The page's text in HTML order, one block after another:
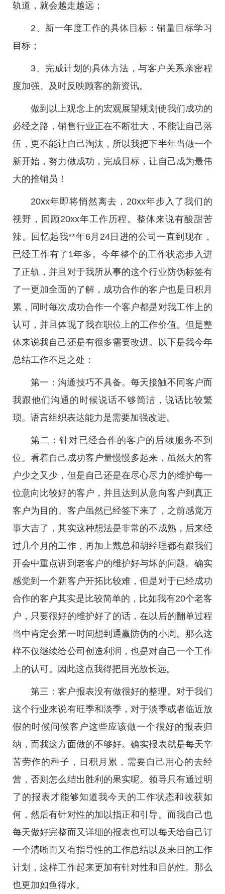
轨道，就会越走越远；
2、新一年度工作的具体目标：销量目标学习
目标；
3、完成计划的具体方法，与客户关系亲密程
度加强、及时反映顾客的新资讯。
做到以上观念上的宏观展望规划使我们成功的
必经之路，销售行业正在不断壮大，不能让自己落
伍，更不能让自己淘汰，所以我把下半年当做一个
新开始，努力做成功，完成目标，让自己成为最伟
大的推销员！
20xx年即将悄然离去，20xx年步入了我们的
视野，回顾20xx年工作历程。整体来说有酸甜苦
辣。回忆起我**年6月24日进的公司一直到现在，
已经工作有了1年多。今年整个的工作状态步入进
了正轨，并且对于我所从事的这个行业防伪标签有
了一更加全面的了解，成功合作的客户也是日积月
累，同时每次成功合作一个客户都是对我工作上的
认可，并且体现了我在职位上的工作价值。但是整
体来说我自己还是有很多需要改进。以下是我今年
总结工作不足之处：
第一：沟通技巧不具备。每天接触不同客户而
我跟他们沟通的时候说话不够简洁，说话比较繁
琐。语言组织表达能力是需要加强改进。
第二：针对已经合作的客户的后续服务不到
位。看着自己成功客户量慢慢多起来，虽然大的客
户少之又少，但是自己还是在尽心尽力的维护每一
位意向比较好的客户，并且达到从意向客户到真正
客户为目的。客户虽然已经签下来了，之前感觉万
事大吉了，其实这种想法是非常的不成熟，后来经
过几个月的工作，再加上戴总和胡经理都有跟我们
开会中重点讲到老客户的维护好与坏的问题。确实
感觉到一个新客户开拓比较难，但是对于已经成功
合作的客户其实是比较简单的，比如我有20个老客
户，只要很好的维护好了的话，在以后的翻单过程
当中肯定会第一时间想到通赢防伪的小周。那么这
样不仅继续给公司创造利润，也是对自己一个工作
上的认可。因此这点我得把目光放长远。
第三：客户报表没有做很好的整理。对于我们
这个行业来说有旺季和淡季，对于淡季或者临近放
假的时候问候客户这些应该做一个很好的报表归
纳，而我这方面做的不够好。确实报表就是每天辛
苦劳作的种子，日积月累，需要自己用心的去经
营，否则怎么结出胜利的果实呢。领导只有通过明
了的报表才能够知道我今天的工作状态和收获如
何，然后有针对性的加以指正和引导。而我自己也
每天做好完整而又详细的报表也可以每天给自己订
一个清晰而又有指导性的工作总结以及来日的工作
计划，这样工作起来更加有针对性和目的性。那么
也更加如鱼得水。